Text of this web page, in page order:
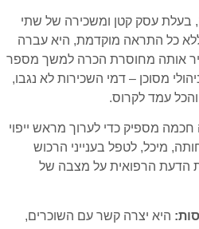
בעלת עסק קטן ומשכירה של שתי
כל התראה מוקדמת, היא עברה
אותה מחוסרת הכרה למשך מספר
מסוכן – דמי השכירות לא נגבו,
עמד לקרוס.
מספיק כדי לערוך מראש ייפוי
מיכל, לטפל בענייני הרכוש
הדעת הרפואית על מצבה של
היא יצרה קשר עם השוכרים,